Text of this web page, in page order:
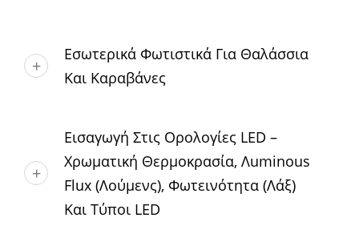
Εσωτερικά Φωτιστικά Για Θαλάσσια
Και Καραβάνες
Εισαγωγή Στις Ορολογίες LED –
Χρωματική Θερμοκρασία, Λuminous
Flux (Λούμενς), Φωτεινότητα (Λάξ)
Και Τύποι LED